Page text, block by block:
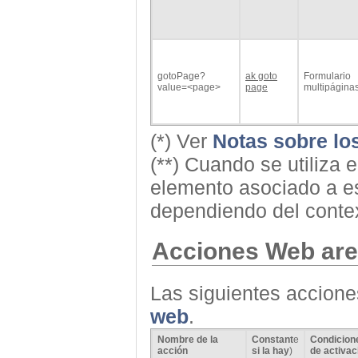
gotoPage?
value=<page>
ak goto
page
Formulario
(*) Ver Notas sobre
(**) Cuando se utiliza
elemento asociado a
dependiendo del
Acciones Web
Las siguientes
web.
Nombre de la
acción
Constante
si la hay)
de